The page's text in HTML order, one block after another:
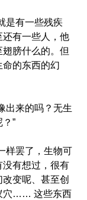
是有一些残疾
还有一些人，他
膀什么的。但
的东西的幻
出来的吗？无生
”
样罢了，生物可
没有想过，很有
变呢、甚至创
穴…… 这些东西